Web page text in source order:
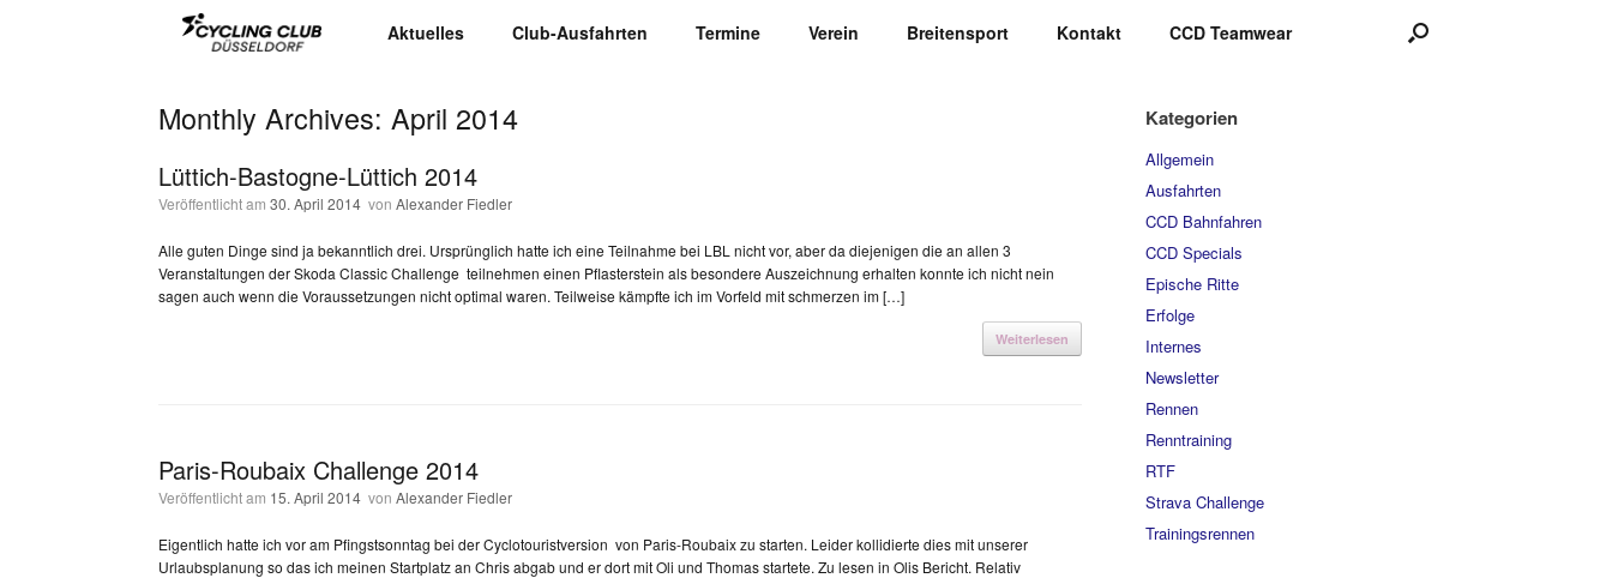
Aktuelles Club-Ausfahrten Termine Verein Breitensport Kontakt CCD Teamwear
Monthly Archives: April 2014
Lüttich-Bastogne-Lüttich 2014
Veröffentlicht am 30. April 2014 von Alexander Fiedler
Alle guten Dinge sind ja bekanntlich drei. Ursprünglich hatte ich eine Teilnahme bei LBL nicht vor, aber da diejenigen die an allen 3
Veranstaltungen der Skoda Classic Challenge teilnehmen einen Pflasterstein als besondere Auszeichnung erhalten konnte ich nicht nein
sagen auch wenn die Voraussetzungen nicht optimal waren. Teilweise kämpfte ich im Vorfeld mit schmerzen im […]
Weiterlesen
Paris-Roubaix Challenge 2014
Veröffentlicht am 15. April 2014 von Alexander Fiedler
Eigentlich hatte ich vor am Pfingstsonntag bei der Cyclotouristversion von Paris-Roubaix zu starten. Leider kollidierte dies mit unserer
Urlaubsplanung so das ich meinen Startplatz an Chris abgab und er dort mit Oli und Thomas startete. Zu lesen in Olis Bericht. Relativ
Kategorien
Allgemein
Ausfahrten
CCD Bahnfahren
CCD Specials
Epische Ritte
Erfolge
Internes
Newsletter
Rennen
Renntraining
RTF
Strava Challenge
Trainingsrennen